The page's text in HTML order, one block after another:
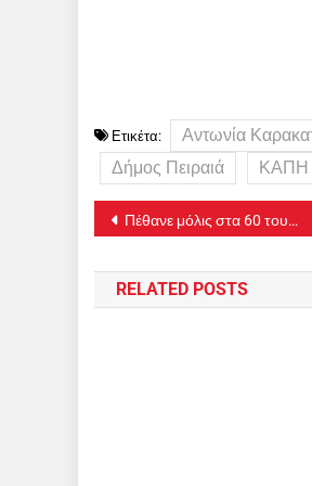
Ετικέτα: Αντωνία
Δήμος Πειραιά
ΚΑΠΗ
Πλοήγηση
άρθρων
Πέθανε μόλις στα 60 του χρόνια ο δημοσιογράφος Κώστας Γιανναράκος
RELATED POSTS